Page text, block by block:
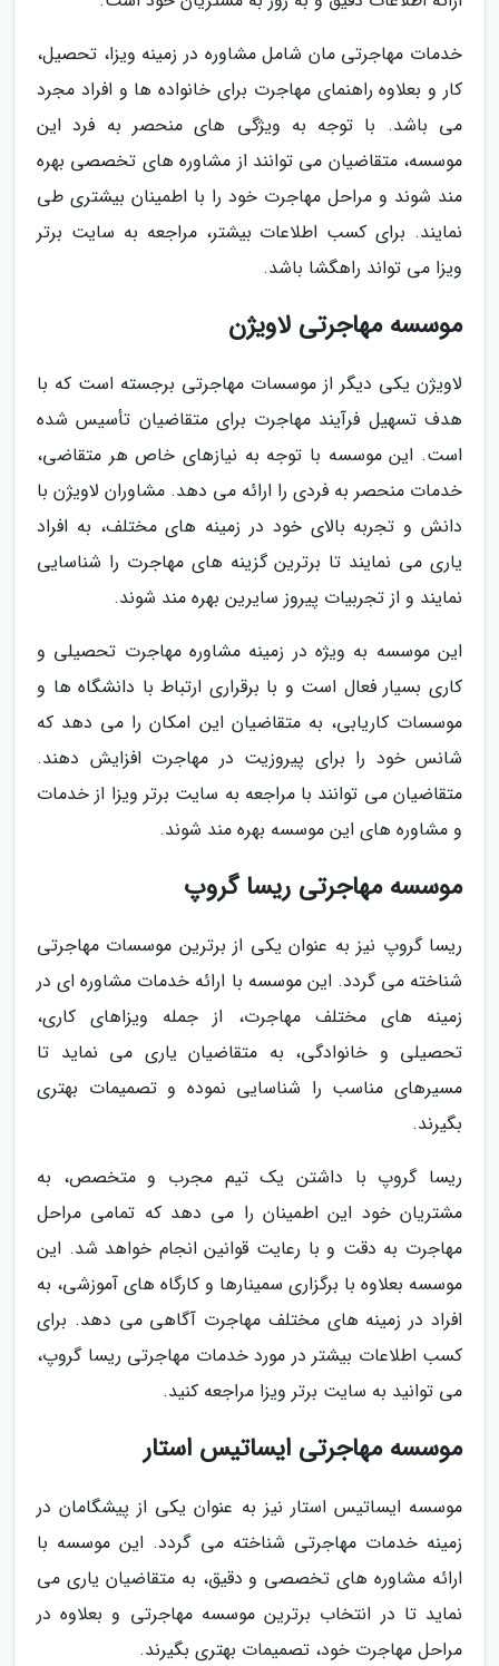
خدمات مهاجرتی مان شامل مشاوره در زمینه ویزا، تحصیل،
کار و بعلاوه راهنمای مهاجرت برای خانواده ها و افراد مجرد
می باشد. با توجه به ویژگی های منحصر به فرد این
موسسه، متقاضیان می توانند از مشاوره های تخصصی بهره
مند شوند و مراحل مهاجرت خود را با اطمینان بیشتری طی
نمایند. برای کسب اطلاعات بیشتر، مراجعه به سایت برتر
ویزا می تواند راهگشا باشد.
موسسه مهاجرتی لاویژن
لاویژن یکی دیگر از موسسات مهاجرتی برجسته است که با
هدف تسهیل فرآیند مهاجرت برای متقاضیان تأسیس شده
است. این موسسه با توجه به نیازهای خاص هر متقاضی،
خدمات منحصر به فردی را ارائه می دهد. مشاوران لاویژن با
دانش و تجربه بالای خود در زمینه های مختلف، به افراد
یاری می نمایند تا برترین گزینه های مهاجرت را شناسایی
نمایند و از تجربیات پیروز سایرین بهره مند شوند.
این موسسه به ویژه در زمینه مشاوره مهاجرت تحصیلی و
کاری بسیار فعال است و با برقراری ارتباط با دانشگاه ها و
موسسات کاریابی، به متقاضیان این امکان را می دهد که
شانس خود را برای پیروزیت در مهاجرت افزایش دهند.
متقاضیان می توانند با مراجعه به سایت برتر ویزا از خدمات
و مشاوره های این موسسه بهره مند شوند.
موسسه مهاجرتی ریسا گروپ
ریسا گروپ نیز به عنوان یکی از برترین موسسات مهاجرتی
شناخته می گردد. این موسسه با ارائه خدمات مشاوره ای در
زمینه های مختلف مهاجرت، از جمله ویزاهای کاری،
تحصیلی و خانوادگی، به متقاضیان یاری می نماید تا
مسیرهای مناسب را شناسایی نموده و تصمیمات بهتری
بگیرند.
ریسا گروپ با داشتن یک تیم مجرب و متخصص، به
مشتریان خود این اطمینان را می دهد که تمامی مراحل
مهاجرت به دقت و با رعایت قوانین انجام خواهد شد. این
موسسه بعلاوه با برگزاری سمینارها و کارگاه های آموزشی، به
افراد در زمینه های مختلف مهاجرت آگاهی می دهد. برای
کسب اطلاعات بیشتر در مورد خدمات مهاجرتی ریسا گروپ،
می توانید به سایت برتر ویزا مراجعه کنید.
موسسه مهاجرتی ایساتیس استار
موسسه ایساتیس استار نیز به عنوان یکی از پیشگامان در
زمینه خدمات مهاجرتی شناخته می گردد. این موسسه با
ارائه مشاوره های تخصصی و دقیق، به متقاضیان یاری می
نماید تا در انتخاب برترین موسسه مهاجرتی و بعلاوه در
مراحل مهاجرت خود، تصمیمات بهتری بگیرند.